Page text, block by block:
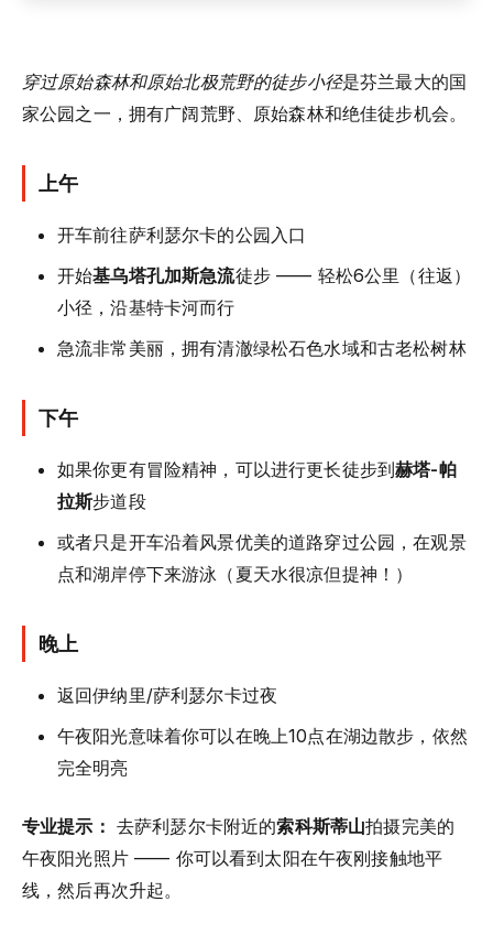
穿过原始森林和原始北极荒野的徒步小径是芬兰最大的国
家公园之一，拥有广阔荒野、原始森林和绝佳徒步机会。
上午
开车前往萨利瑟尔卡的公园入口
开始基乌塔孔加斯急流徒步 —— 轻松6公里（往返）
小径，沿基特卡河而行
急流非常美丽，拥有清澈绿松石色水域和古老松树林
下午
如果你更有冒险精神，可以进行更长徒步到赫塔-帕
拉斯步道段
或者只是开车沿着风景优美的道路穿过公园，在观景
点和湖岸停下来游泳（夏天水很凉但提神！）
晚上
返回伊纳里/萨利瑟尔卡过夜
午夜阳光意味着你可以在晚上10点在湖边散步，依然
完全明亮
专业提示： 去萨利瑟尔卡附近的索科斯蒂山拍摄完美的
午夜阳光照片 —— 你可以看到太阳在午夜刚接触地平
线，然后再次升起。